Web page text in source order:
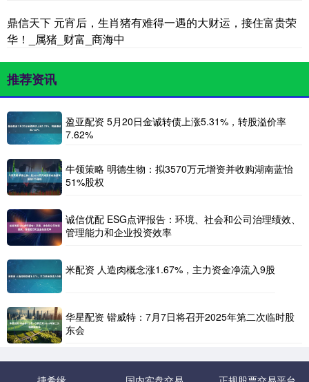
鼎信天下 元宵后，生肖猪有难得一遇的大财运，接住富贵荣
华！_属猪_财富_商海中
推荐资讯
盈亚配资 5月20日金诚转债上涨5.31%，转股溢价率
7.62%
牛领策略 明德生物：拟3570万元增资并收购湖南蓝怡
51%股权
诚信优配 ESG点评报告：环境、社会和公司治理绩效、
管理能力和企业投资效率
米配资 人造肉概念涨1.67%，主力资金净流入9股
华星配资 锴威特：7月7日将召开2025年第二次临时股
东会